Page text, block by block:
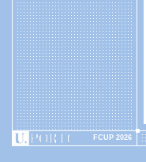
FCUP 2026